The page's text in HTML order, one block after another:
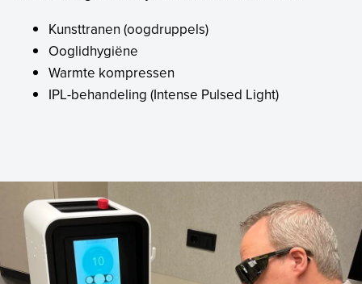
Kunsttranen (oogdruppels)
Ooglidhygiëne
Warmte kompressen
IPL-behandeling (Intense Pulsed Light)